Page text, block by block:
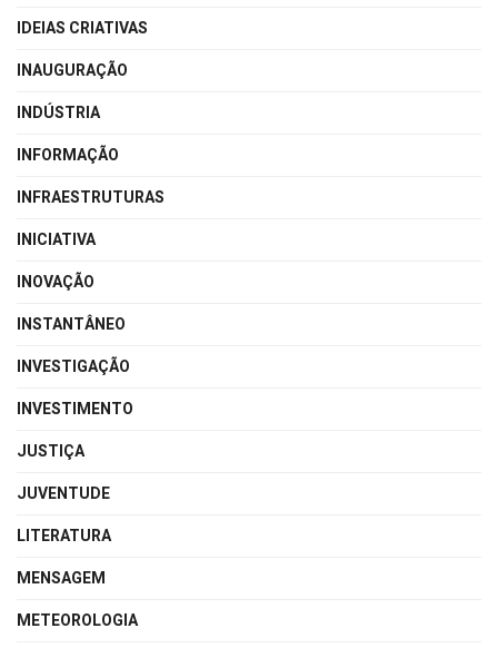
IDEIAS CRIATIVAS
INAUGURAÇÃO
INDÚSTRIA
INFORMAÇÃO
INFRAESTRUTURAS
INICIATIVA
INOVAÇÃO
INSTANTÂNEO
INVESTIGAÇÃO
INVESTIMENTO
JUSTIÇA
JUVENTUDE
LITERATURA
MENSAGEM
METEOROLOGIA